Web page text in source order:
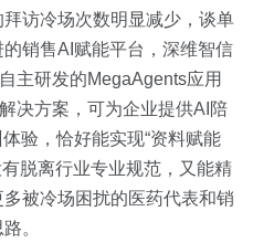
访冷场次数明显减少，谈单
销售AI赋能平台，深维智信
主研发的MegaAgents应用
决方案，可为企业提供AI陪
验，恰好能实现“资料赋能
脱离行业专业规范，又能精
被冷场困扰的医药代表和销
。